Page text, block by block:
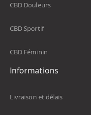
CBD Douleurs
CBD Sportif
CBD Féminin
Informations
Livraison et délais